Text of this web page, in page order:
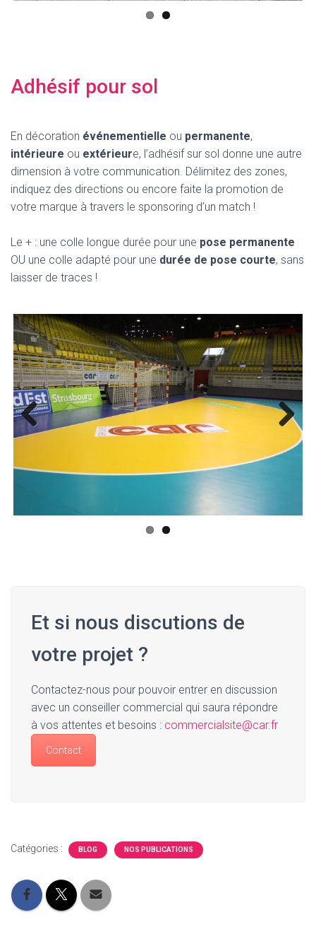
Adhésif pour sol
En décoration événementielle ou permanente,
intérieure ou extérieure, l’adhésif sur sol donne une autre
dimension à votre communication. Délimitez des zones,
indiquez des directions ou encore faite la promotion de
votre marque à travers le sponsoring d’un match !
Le + : une colle longue durée pour une pose permanente
OU une colle adapté pour une durée de pose courte, sans
laisser de traces !
Previ
Next
Et si nous discutions de
votre projet ?
Contactez-nous pour pouvoir entrer en discussion
avec un conseiller commercial qui saura répondre
à vos attentes et besoins : commercialsite@car.fr
Contact
Catégories : BLOG NOS PUBLICATIONS